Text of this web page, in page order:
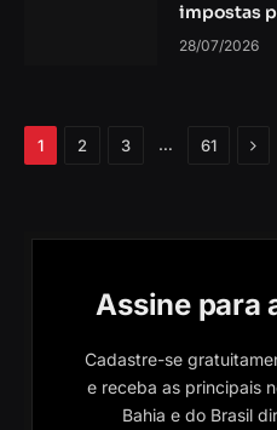
impostas
28/07/2026
1 2 3 … 61
Assine para
Cadastre-se
e receba as principais
Bahia e do Brasil